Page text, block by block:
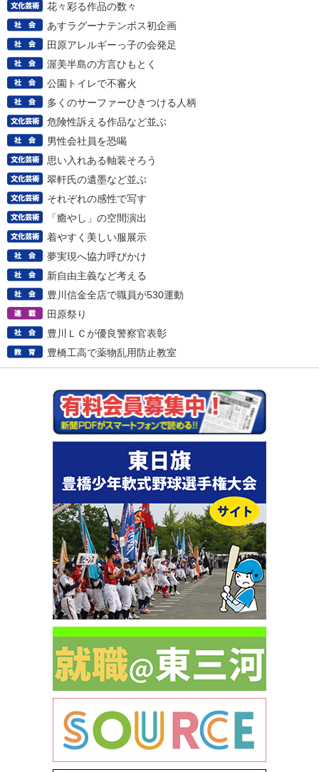
花々彩る作品の数々
あすラグーナテンボス初企画
田原アレルギーっ子の会発足
渥美半島の方言ひもとく
公園トイレで不審火
多くのサーファーひきつける人柄
危険性訴える作品など並ぶ
男性会社員を恐喝
思い入れある軸装そろう
翠軒氏の遺墨など並ぶ
それぞれの感性で写す
「癒やし」の空間演出
着やすく美しい服展示
夢実現へ協力呼びかけ
新自由主義など考える
豊川信金全店で職員が530運動
田原祭り
豊川ＬＣが優良警察官表彰
豊橋工高で薬物乱用防止教室